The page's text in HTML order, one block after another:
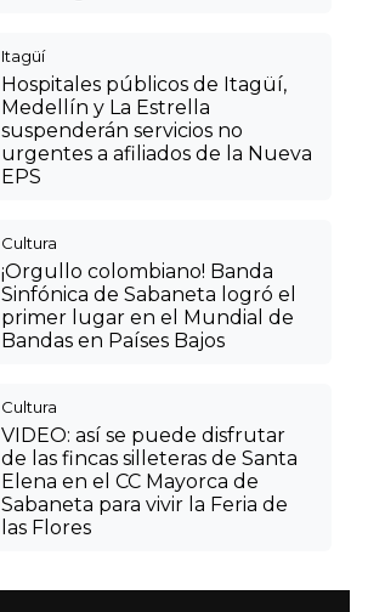
Itagüí
Hospitales públicos de Itagüí,
Medellín y La Estrella
suspenderán servicios no
urgentes a afiliados de la Nueva
EPS
Cultura
¡Orgullo colombiano! Banda
Sinfónica de Sabaneta logró el
primer lugar en el Mundial de
Bandas en Países Bajos
Cultura
VIDEO: así se puede disfrutar
de las fincas silleteras de Santa
Elena en el CC Mayorca de
Sabaneta para vivir la Feria de
las Flores